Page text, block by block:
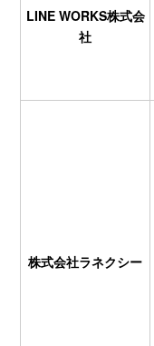
LINE WORKS株式会
社
株式会社ラネクシー